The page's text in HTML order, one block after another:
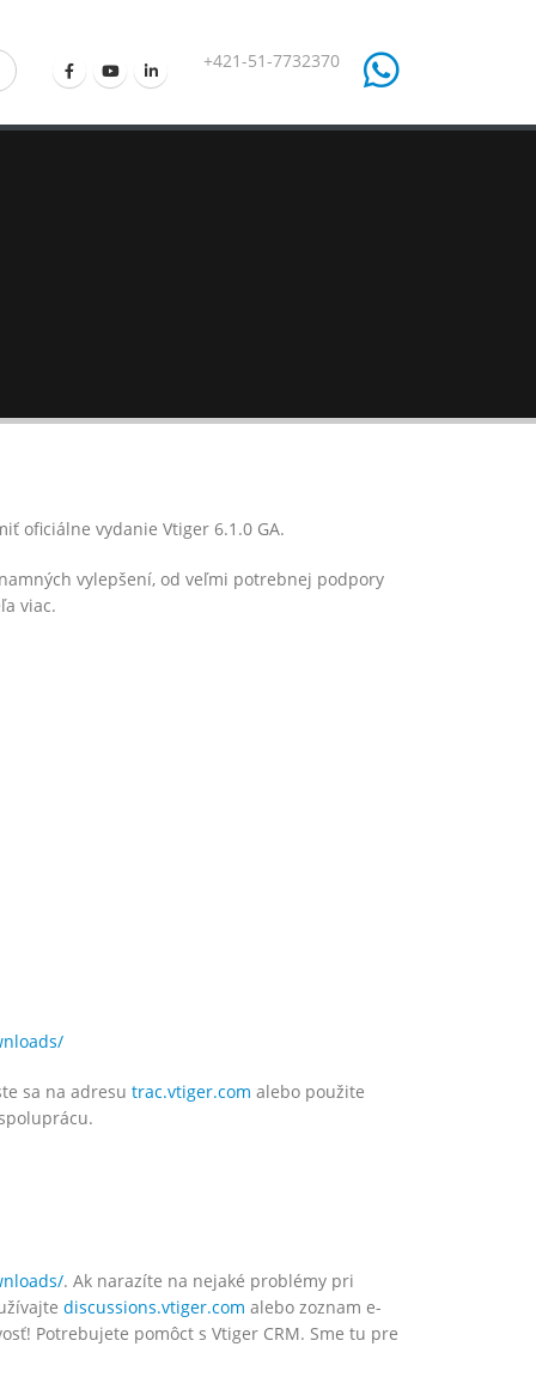
+421-51-7732370
oficiálne vydanie Vtiger 6.1.0 GA.
vylepšení, od veľmi potrebnej podpory
viac.
sa na adresu trac.vtiger.com alebo použite
. Ak narazíte na nejaké problémy pri
discussions.vtiger.com alebo zoznam e-
Potrebujete pomôct s Vtiger CRM. Sme tu pre